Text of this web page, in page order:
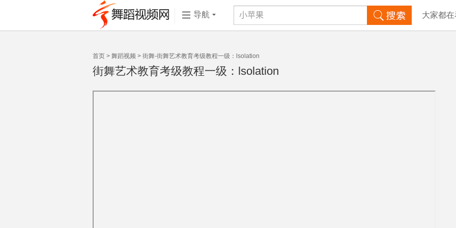
导航 大家都在
首页 > 舞蹈视频 > 街舞-街舞艺术教育考级教程一级：lsolation
街舞艺术教育考级教程一级：lsolation